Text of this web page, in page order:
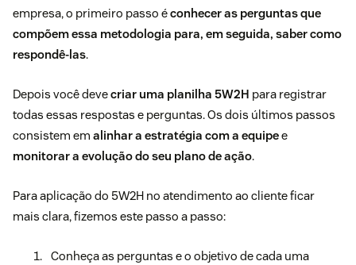
empresa, o primeiro passo éconhecer as perguntas que
compõem essa metodologia para, em seguida, saber como
respondê-las.
Depois você devecriar uma planilha 5W2H para registrar
todas essas respostas e perguntas. Os dois últimos passos
consistem em alinhar a estratégia com a equipee
monitorar a evolução do seu plano de ação.
Para aplicação do 5W2H no atendimento ao cliente ficar
mais clara, fizemos este passo a passo:
Conheça as perguntas e o objetivo de cada uma